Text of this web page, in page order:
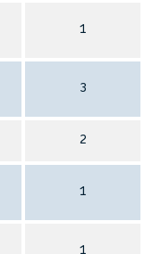
1
3
2
1
1